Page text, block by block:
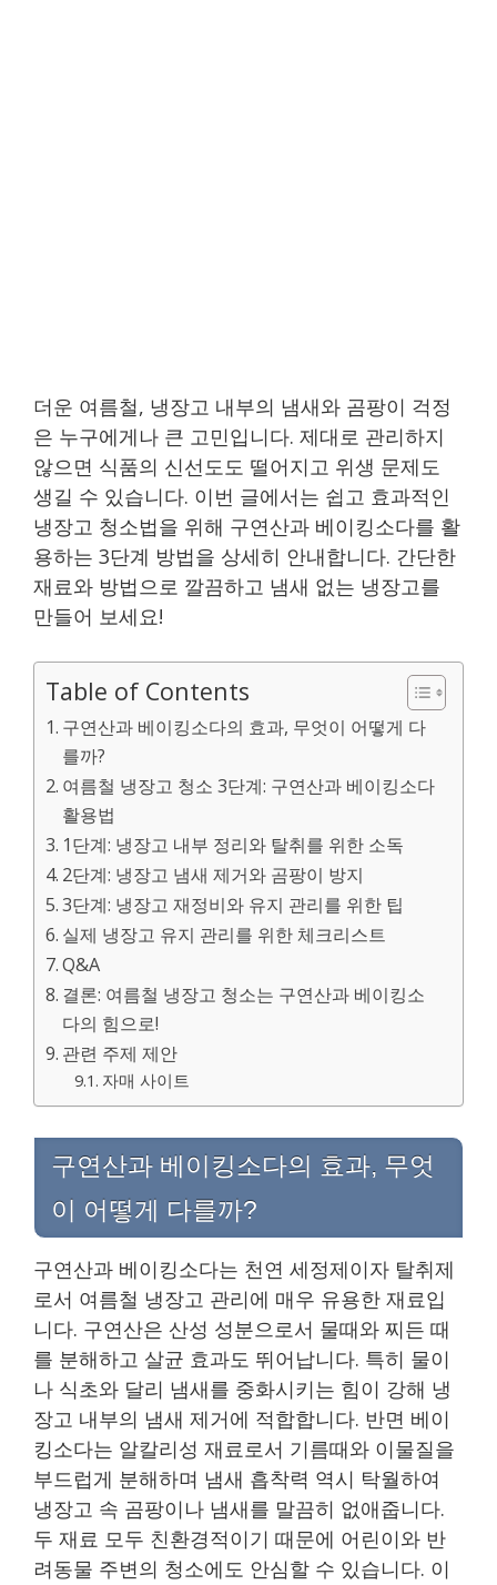
더운 여름철, 냉장고 내부의 냄새와 곰팡이 걱정
은 누구에게나 큰 고민입니다. 제대로 관리하지
않으면 식품의 신선도도 떨어지고 위생 문제도
생길 수 있습니다. 이번 글에서는 쉽고 효과적인
냉장고 청소법을 위해 구연산과 베이킹소다를 활
용하는 3단계 방법을 상세히 안내합니다. 간단한
재료와 방법으로 깔끔하고 냄새 없는 냉장고를
만들어 보세요!
Table of Contents
구연산과 베이킹소다의 효과, 무엇이 어떻게 다
를까?
여름철 냉장고 청소 3단계: 구연산과 베이킹소다
활용법
1단계: 냉장고 내부 정리와 탈취를 위한 소독
2단계: 냉장고 냄새 제거와 곰팡이 방지
3단계: 냉장고 재정비와 유지 관리를 위한 팁
실제 냉장고 유지 관리를 위한 체크리스트
Q&A
결론: 여름철 냉장고 청소는 구연산과 베이킹소
다의 힘으로!
관련 주제 제안
자매 사이트
구연산과 베이킹소다의 효과, 무엇
이 어떻게 다를까?
구연산과 베이킹소다는 천연 세정제이자 탈취제
로서 여름철 냉장고 관리에 매우 유용한 재료입
니다. 구연산은 산성 성분으로서 물때와 찌든 때
를 분해하고 살균 효과도 뛰어납니다. 특히 물이
나 식초와 달리 냄새를 중화시키는 힘이 강해 냉
장고 내부의 냄새 제거에 적합합니다. 반면 베이
킹소다는 알칼리성 재료로서 기름때와 이물질을
부드럽게 분해하며 냄새 흡착력 역시 탁월하여
냉장고 속 곰팡이나 냄새를 말끔히 없애줍니다.
두 재료 모두 친환경적이기 때문에 어린이와 반
려동물 주변의 청소에도 안심할 수 있습니다. 이